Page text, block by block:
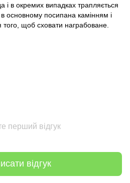
і в окремих випадках трапляється
в основному посипана камінням і
того, щоб сховати награбоване.
перший відгук
відгук